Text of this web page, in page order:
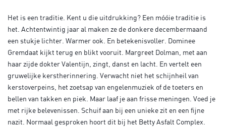
Het is een traditie. Kent u die uitdrukking? Een móóie traditie is
het. Achtentwintig jaar al maken ze de donkere decembermaand
een stukje lichter. Warmer ook. En betekenisvoller. Dominee
Gremdaat kijkt terug en blikt vooruit. Margreet Dolman, met aan
haar zijde dokter Valentijn, zingt, danst en lacht. En vertelt een
gruwelijke kerstherinnering. Verwacht niet het schijnheil van
kerstoverpeins, het zoetsap van engelenmuziek of de toeters en
bellen van takken en piek. Maar laaf je aan frisse meningen. Voed je
met rijke belevenissen. Schuif aan bij een unieke zit en een fijne
nazit. Normaal gesproken hoort dit bij het Betty Asfalt Complex.